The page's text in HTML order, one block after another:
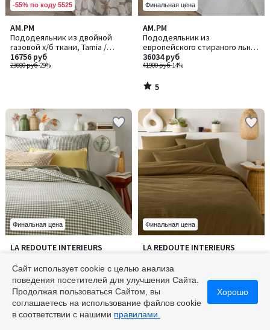
-55% по коду 5525
AM.PM
Пододеяльник из двойной
газовой х/б ткани, Tamia /
Тамиа
23600 руб-29%
16756 руб
Финальная цена
AM.PM
Пододеяльник из
европейского стираного льна,
Chiba / Шиба
41900 руб-14%
36034 руб
5
/
5
5
/
Финальная цена
LA REDOUTE INTERIEURS
осветленного льна, Acélie Kaki
/ Асели Каки
14400 руб-19%
11664 руб
5
5
5
5
Финальная цена
LA REDOUTE INTERIEURS
вафельной ткани, Tifly / Тифли
10400 руб
4,2
4,2
5
Сайт использует cookie с целью анализа
поведения посетителей для улучшения Сайта.
Продолжая пользоваться Сайтом, вы
соглашаетесь на использование файлов cookie
в соответствии с нашими правилами.
Хорошо